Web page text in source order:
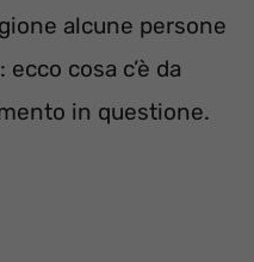
alcune persone
cosa c’è da
in questione.